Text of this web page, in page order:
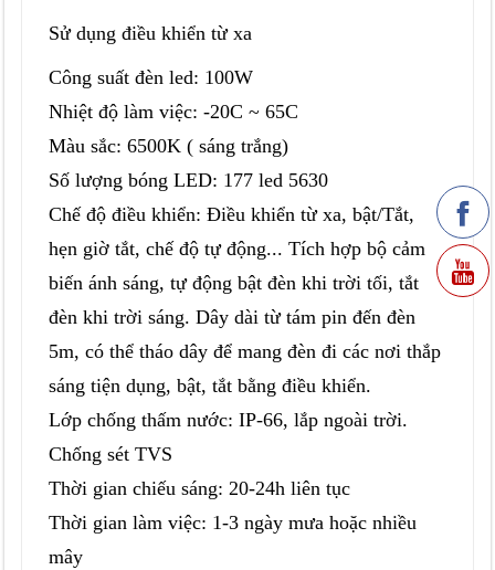
Sử dụng điều khiển từ xa
Công suất đèn led: 100W
Nhiệt độ làm việc: -20C ~ 65C
Màu sắc: 6500K ( sáng trắng)
Số lượng bóng LED: 177 led 5630
Chế độ điều khiển: Điều khiển từ xa, bật/Tắt,
hẹn giờ tắt, chế độ tự động... Tích hợp bộ cảm
biến ánh sáng, tự động bật đèn khi trời tối, tắt
đèn khi trời sáng. Dây dài từ tám pin đến đèn
5m, có thể tháo dây để mang đèn đi các nơi thắp
sáng tiện dụng, bật, tắt bằng điều khiển.
Lớp chống thấm nước: IP-66, lắp ngoài trời.
Chống sét TVS
Thời gian chiếu sáng: 20-24h liên tục
Thời gian làm việc: 1-3 ngày mưa hoặc nhiều
mây